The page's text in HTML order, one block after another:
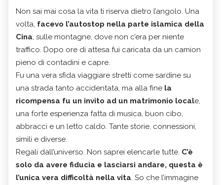
Non sai mai cosa la vita ti riserva dietro l’angolo. Una
volta, facevo l’autostop nella parte islamica della
Cina, sulle montagne, dove non c’era per niente
traffico. Dopo ore di attesa fui caricata da un camion
pieno di contadini e capre.
Fu una vera sfida viaggiare stretti come sardine su
una strada tanto accidentata, ma alla fine la
ricompensa fu un invito ad un matrimonio locale,
una forte esperienza fatta di musica, buon cibo,
abbracci e un letto caldo. Tante storie, connessioni,
simili e diverse.
Regali dall’universo. Non saprei elencarle tutte. C’è
solo da avere fiducia e lasciarsi andare, questa è
l’unica vera difficoltà nella vita. So che l’immagine